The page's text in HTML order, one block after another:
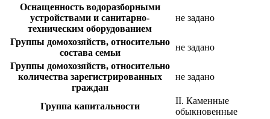
Оснащенность водоразборными
устройствами и санитарно-
техническим оборудованием
не задано
Группы домохозяйств, относительно
состава семьи
не задано
Группы домохозяйств, относительно
количества зарегистрированных
граждан
не задано
Группа капитальности
II. Каменные
обыкновенные